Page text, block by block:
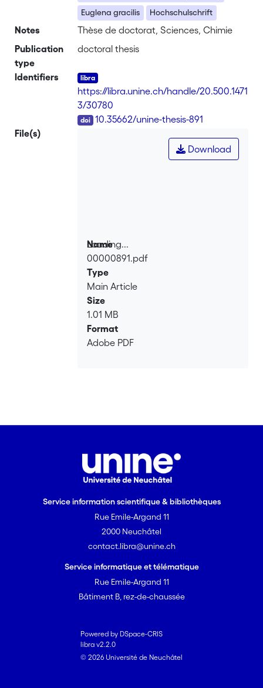
Euglena gracilis
Hochschulschrift
Notes
Thèse de doctorat, Sciences, Chimie
Publication
type
doctoral thesis
Identifiers
https://libra.unine.ch/handle/20.500.1471
3/30780
10.35662/unine-thesis-891
File(s)
Loading...
Loading...
Download
Name
00000891.pdf
Type
Main Article
Size
1.01 MB
Format
Adobe PDF
Service information scientifique & bibliothèques
Rue Emile-Argand 11
2000 Neuchâtel
contact.libra@unine.ch
Service informatique et télématique
Rue Emile-Argand 11
Bâtiment B, rez-de-chaussée
Powered by DSpace-CRIS
libra v2.2.0
© 2026 Université de Neuchâtel